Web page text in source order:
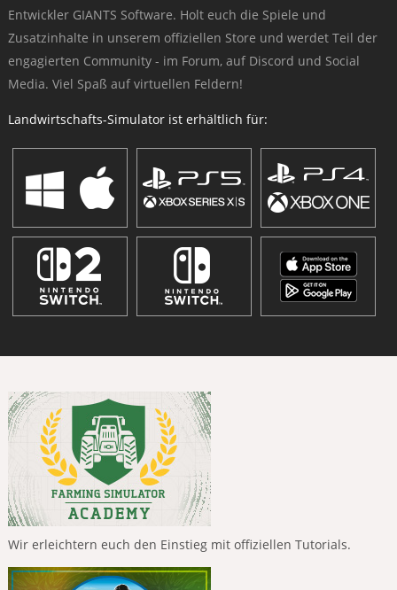
Entwickler GIANTS Software. Holt euch die Spiele und
Zusatzinhalte in unserem offiziellen Store und werdet Teil der
engagierten Community - im Forum, auf Discord und Social
Media. Viel Spaß auf virtuellen Feldern!
Landwirtschafts-Simulator ist erhältlich für:
Wir erleichtern euch den Einstieg mit offiziellen Tutorials.